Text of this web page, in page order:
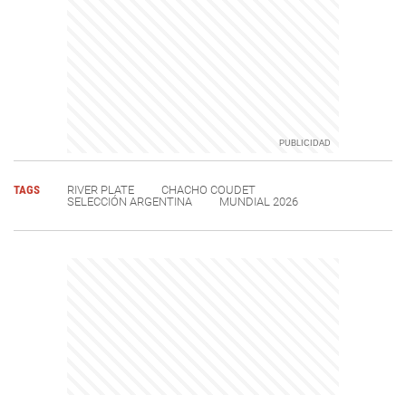
TAGS RIVER PLATE
CHACHO COUDET
SELECCIÓN ARGENTINA
MUNDIAL 2026